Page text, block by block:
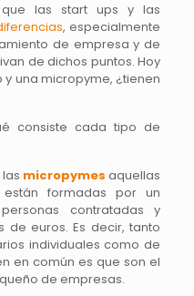
las start ups y las
, especialmente
de empresa y de
de dichos puntos. Hoy
una micropyme, ¿tienen
consiste cada tipo de
micropymesaquellas
formadas por un
contratadas y
de euros. Es decir, tanto
individuales como de
en común es que son el
de empresas.